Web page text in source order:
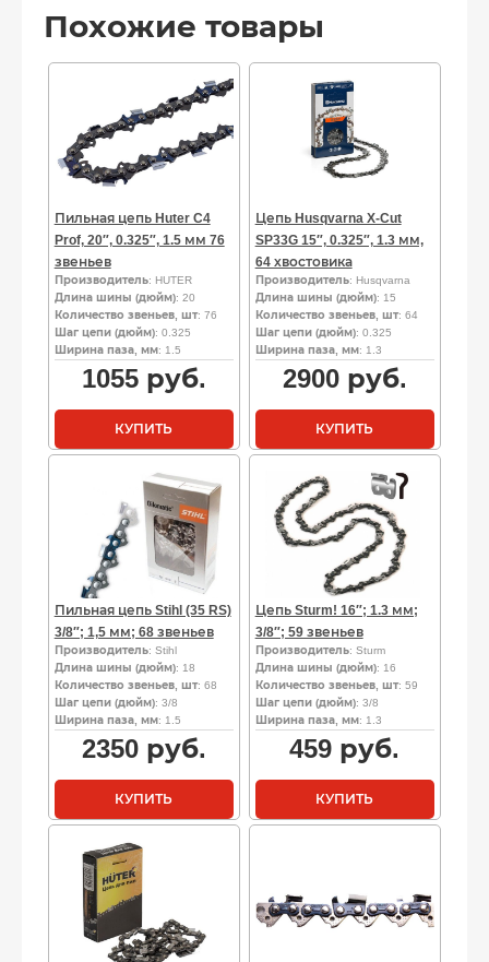
Похожие товары
Пильная цепь Huter C4
Prof, 20″, 0.325″, 1.5 мм 76
звеньев
Производитель: HUTER
Длина шины (дюйм): 20
Количество звеньев, шт: 76
Шаг цепи (дюйм): 0.325
Ширина паза, мм: 1.5
1055руб.
КУПИТЬ
Цепь Husqvarna X-Cut
SP33G 15″, 0.325″, 1.3 мм,
64 хвостовика
Производитель: Husqvarna
Длина шины (дюйм): 15
Количество звеньев, шт: 64
Шаг цепи (дюйм): 0.325
Ширина паза, мм: 1.3
2900руб.
КУПИТЬ
Пильная цепь Stihl (35 RS)
3/8″; 1,5 мм; 68 звеньев
Производитель: Stihl
Длина шины (дюйм): 18
Количество звеньев, шт: 68
Шаг цепи (дюйм): 3/8
Ширина паза, мм: 1.5
2350руб.
КУПИТЬ
Цепь Sturm! 16″; 1.3 мм;
3/8″; 59 звеньев
Производитель: Sturm
Длина шины (дюйм): 16
Количество звеньев, шт: 59
Шаг цепи (дюйм): 3/8
Ширина паза, мм: 1.3
459 руб.
КУПИТЬ